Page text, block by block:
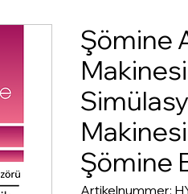
Şömine
Şömine
Artikelnummer: